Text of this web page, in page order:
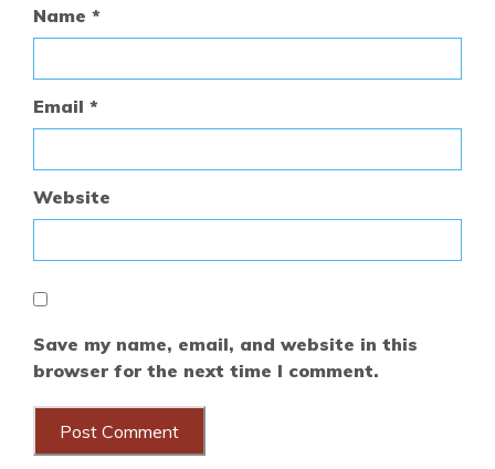
Name *
Email *
Website
Save my name, email, and website in this
browser for the next time I comment.